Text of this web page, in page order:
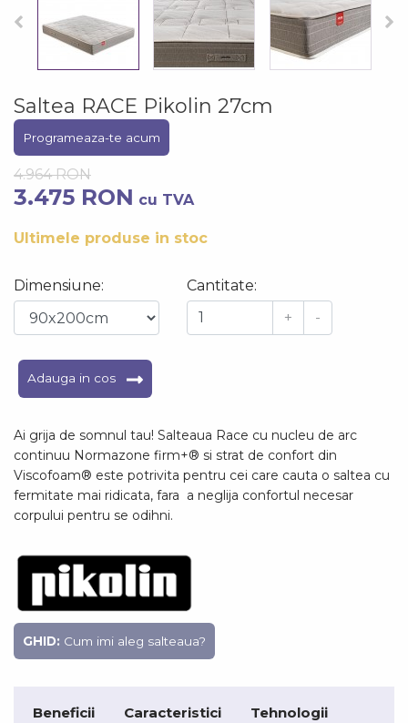
Saltea RACE Pikolin 27cm
Programeaza-te acum
4.964 RON
3.475 RON cu TVA
Ultimele produse in stoc
Dimensiune:
Cantitate:
+
-
Adauga in cos
Ai grija de somnul tau! Salteaua Race cu nucleu de arc
continuu Normazone firm+® si strat de confort din
Viscofoam® este potrivita pentru cei care cauta o saltea cu
fermitate mai ridicata, fara a neglija confortul necesar
corpului pentru se odihni.
GHID: Cum imi aleg salteaua?
Beneficii Caracteristici
Tehnologii